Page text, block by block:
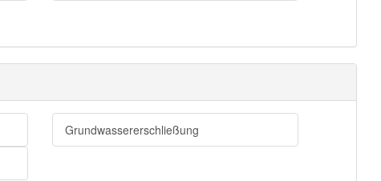
Grundwassererschließung